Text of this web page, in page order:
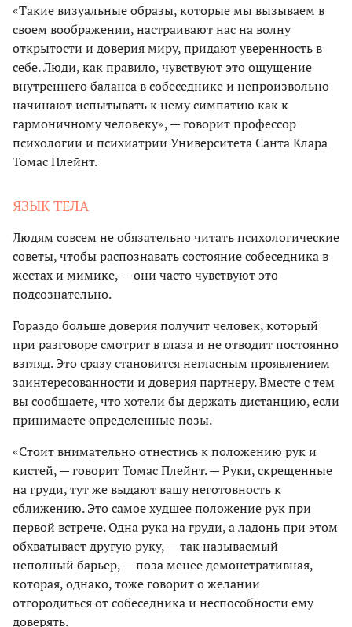
«Такие визуальные образы, которые мы вызываем в
своем воображении, настраивают нас на волну
открытости и доверия миру, придают уверенность в
себе. Люди, как правило, чувствуют это ощущение
внутреннего баланса в собеседнике и непроизвольно
начинают испытывать к нему симпатию как к
гармоничному человеку», — говорит профессор
психологии и психиатрии Университета Санта Клара
Томас Плейнт.
ЯЗЫК ТЕЛА
Людям совсем не обязательно читать психологические
советы, чтобы распознавать состояние собеседника в
жестах и мимике, — они часто чувствуют это
подсознательно.
Гораздо больше доверия получит человек, который
при разговоре смотрит в глаза и не отводит постоянно
взгляд. Это сразу становится негласным проявлением
заинтересованности и доверия партнеру. Вместе с тем
вы сообщаете, что хотели бы держать дистанцию, если
принимаете определенные позы.
«Стоит внимательно отнестись к положению рук и
кистей, — говорит Томас Плейнт. — Руки, скрещенные
на груди, тут же выдают вашу неготовность к
сближению. Это самое худшее положение рук при
первой встрече. Одна рука на груди, а ладонь при этом
обхватывает другую руку, — так называемый
неполный барьер, — поза менее демонстративная,
которая, однако, тоже говорит о желании
отгородиться от собеседника и неспособности ему
доверять.